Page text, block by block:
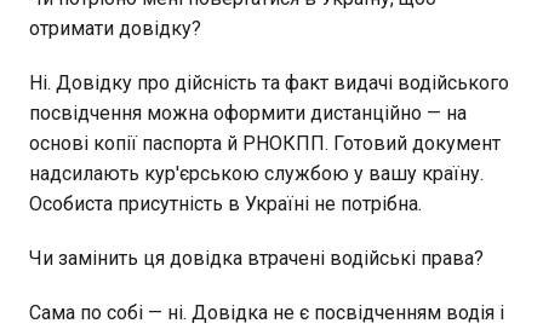
отримати довідку?
Ні. Довідку про дійсність та факт видачі водійського
посвідчення можна оформити дистанційно — на
основі копії паспорта й РНОКПП. Готовий документ
надсилають кур'єрською службою у вашу країну.
Особиста присутність в Україні не потрібна.
Чи замінить ця довідка втрачені водійські права?
Сама по собі — ні. Довідка не є посвідченням водія і